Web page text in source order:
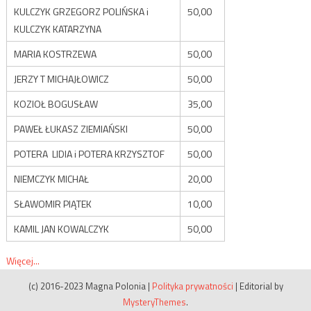
KULCZYK GRZEGORZ POLIŃSKA i
KULCZYK KATARZYNA
50,00
MARIA KOSTRZEWA
50,00
JERZY T MICHAJŁOWICZ
50,00
KOZIOŁ BOGUSŁAW
35,00
PAWEŁ ŁUKASZ ZIEMIAŃSKI
50,00
POTERA LIDIA i POTERA KRZYSZTOF
50,00
NIEMCZYK MICHAŁ
20,00
SŁAWOMIR PIĄTEK
10,00
KAMIL JAN KOWALCZYK
50,00
Więcej...
(c) 2016-2023 Magna Polonia | Polityka prywatności | Editorial by
MysteryThemes.